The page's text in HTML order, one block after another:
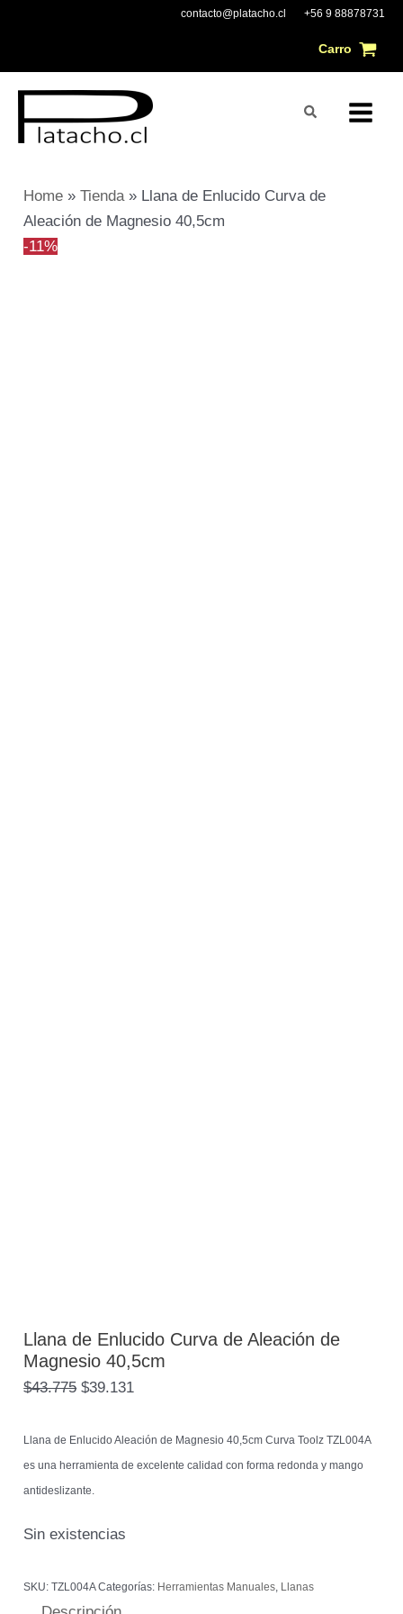
contacto@platacho.cl +56 9 88878731
Carro
Buscar
Main
Menu
Home »Tienda» Llana de Enlucido Curva de
Aleación de Magnesio 40,5cm
-11%
Llana de Enlucido Curva de Aleación de
Magnesio 40,5cm
$43.775
era:
$43.775.
$39.131
es:
$39.131.
Llana de Enlucido Aleación de Magnesio 40,5cm Curva Toolz TZL004A
es una herramienta de excelente calidad con forma redonda y mango
antideslizante.
Sin existencias
SKU:TZL004A Categorías: Herramientas Manuales Llanas